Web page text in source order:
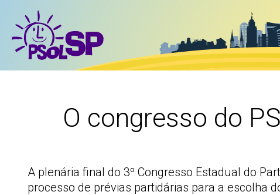
O congresso do
A plenária final do 3º Congresso Estadual do
processo de prévias partidárias para a escolha